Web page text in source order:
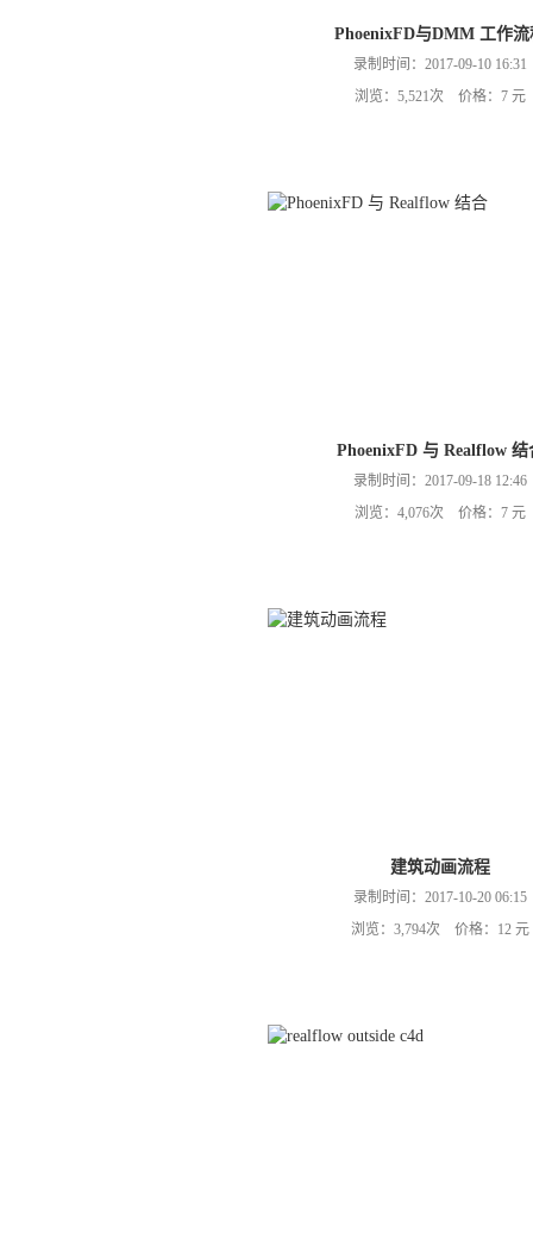
PhoenixFD与DMM 工作流
录制时间：2017-09-10 16:31
浏览：5,521次 价格：7 元
PhoenixFD 与 Realflow 结
录制时间：2017-09-18 12:46
浏览：4,076次 价格：7 元
建筑动画流程
录制时间：2017-10-20 06:15
浏览：3,794次 价格：12 元